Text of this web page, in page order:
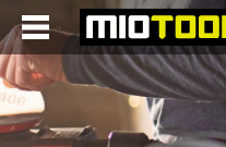
principale